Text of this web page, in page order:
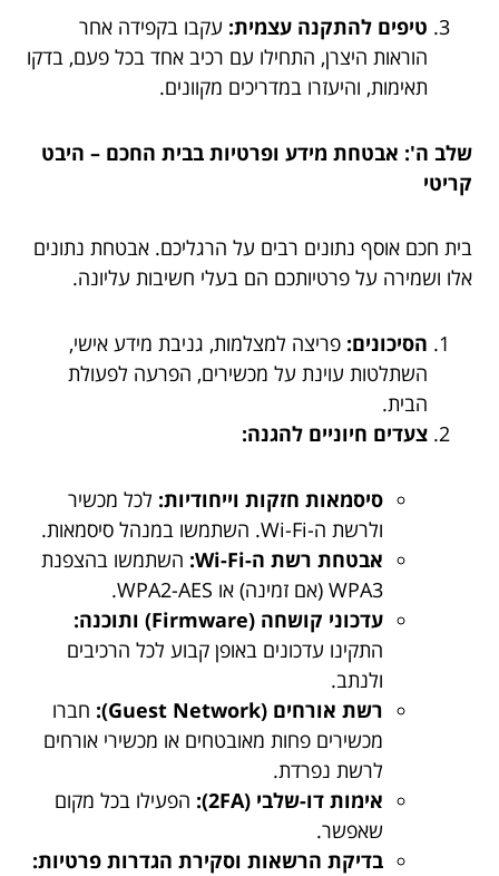
טיפים להתקנה עצמית: עקבו בקפידה אחר
הוראות היצרן, התחילו עם רכיב אחד בכל פעם, בדקו
תאימות, והיעזרו במדריכים מקוונים.
שלב ה': אבטחת מידע ופרטיות בבית החכם – היבט
קריטי
בית חכם אוסף נתונים רבים על הרגליכם. אבטחת נתונים
אלו ושמירה על פרטיותכם הם בעלי חשיבות עליונה.
הסיכונים: פריצה למצלמות, גניבת מידע אישי,
השתלטות עוינת על מכשירים, הפרעה לפעולת
הבית.
צעדים חיוניים להגנה:
סיסמאות חזקות וייחודיות: לכל מכשיר
ולרשת ה-Wi-Fi. השתמשו במנהל סיסמאות.
אבטחת רשת ה-Wi-Fi:
השתמשו בהצפנת
WPA3 (אם זמינה) או WPA2-AES.
עדכוני קושחה (Firmware) ותוכנה:
התקינו עדכונים באופן קבוע לכל הרכיבים
ולנתב.
רשת אורחים (Guest Network):
חברו
מכשירים פחות מאובטחים או מכשירי אורחים
לרשת נפרדת.
אימות דו-שלבי (2FA):
הפעילו בכל מקום
שאפשר.
בדיקת הרשאות וסקירת הגדרות פרטיות: